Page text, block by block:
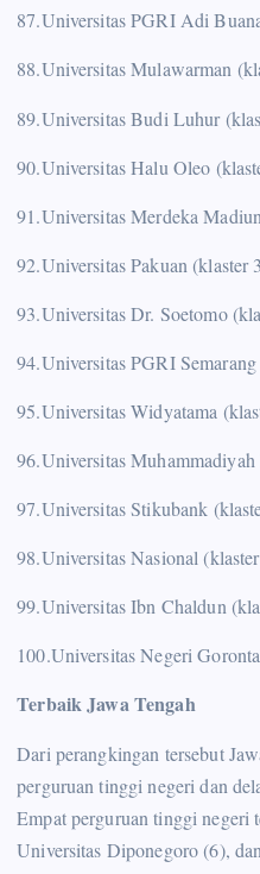
87.Universitas PGRI Adi
88.Universitas Mulawarman
89.Universitas Budi Luhur
90.Universitas Halu Oleo
91.Universitas Merdeka
92.Universitas Pakuan (klaster
93.Universitas Dr. Soetomo
94.Universitas PGRI
95.Universitas Widyatama
96.Universitas
97.Universitas Stikubank
98.Universitas Nasional
99.Universitas Ibn Chaldun
100.Universitas Negeri
Terbaik Jawa Tengah
Dari perangkingan tersebut
perguruan tinggi negeri dan
Empat perguruan tinggi negeri
Universitas Diponegoro (6),